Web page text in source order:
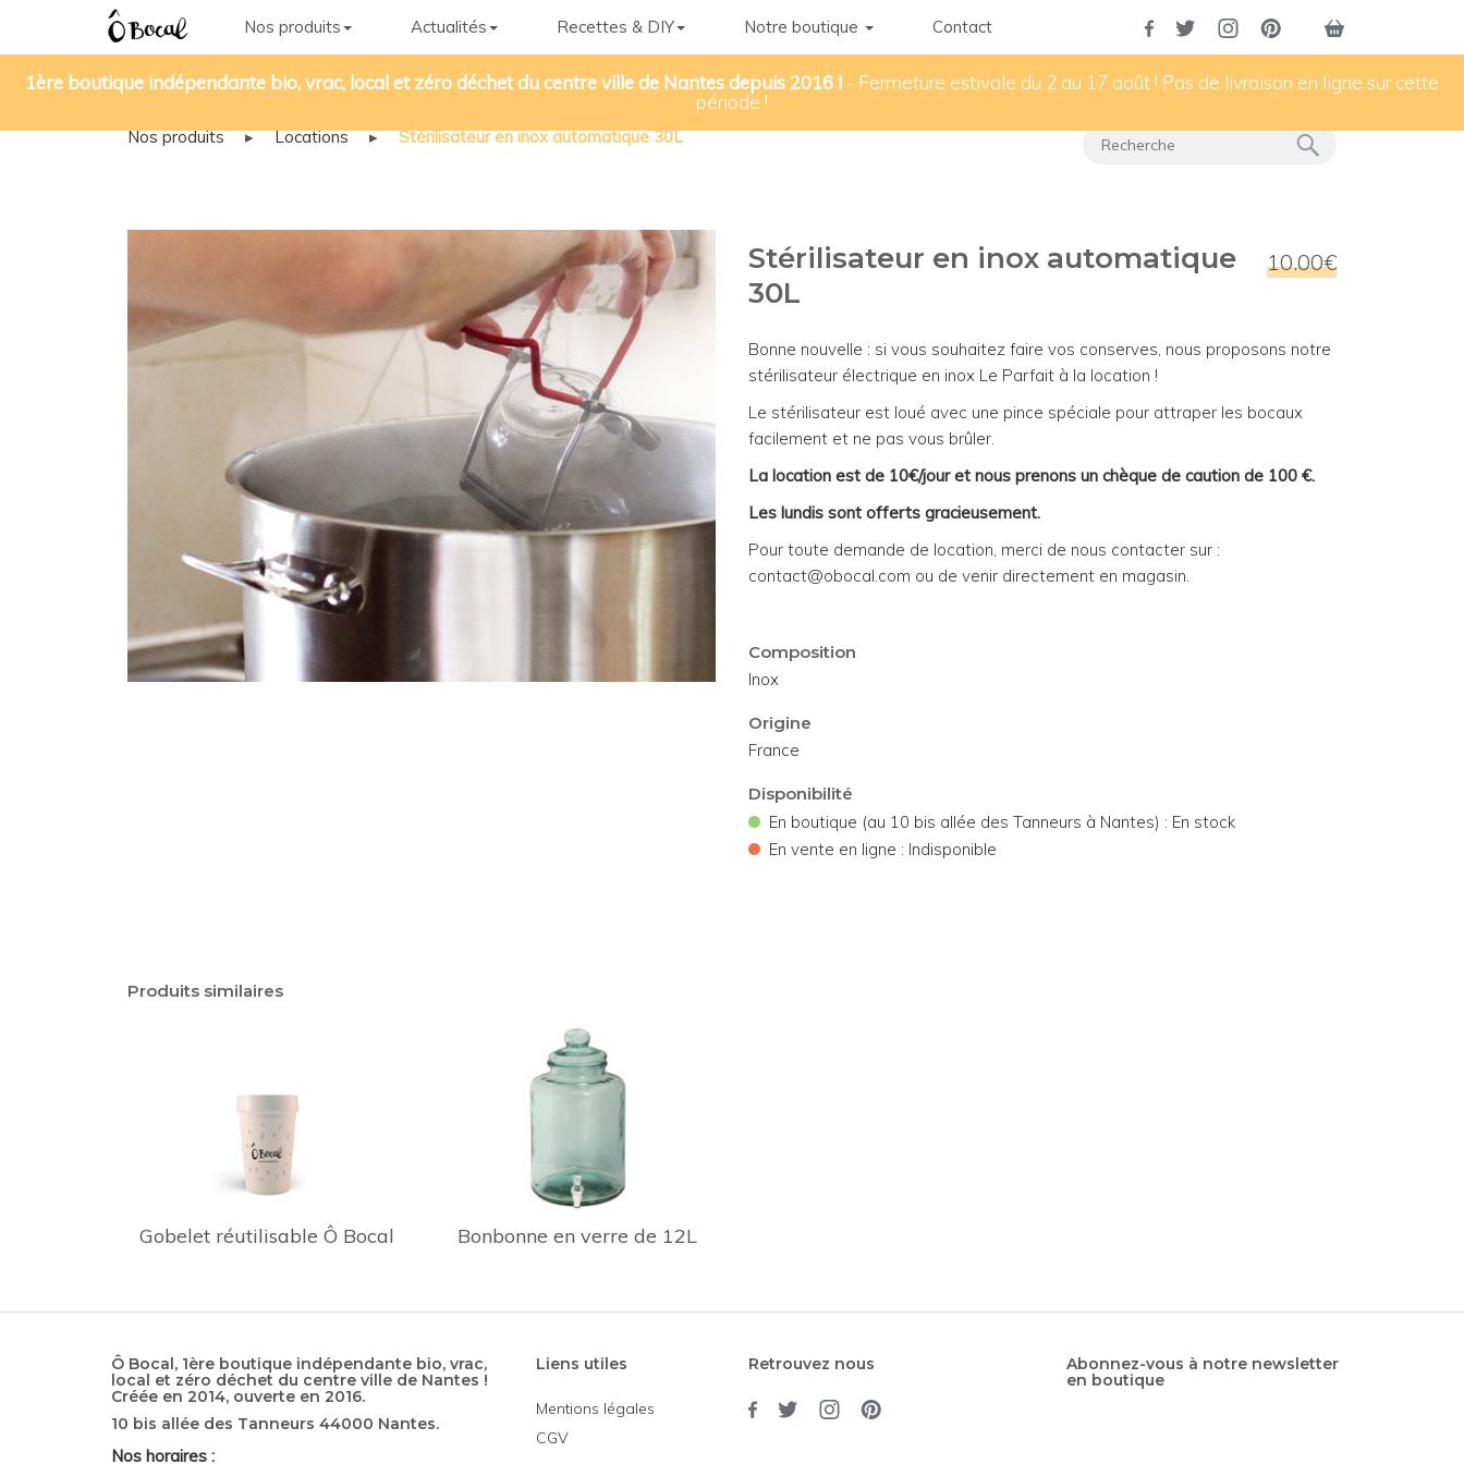
Nos produits Actualités Recettes & DIY Notre boutique Contact
1ère boutique indépendante bio, vrac, local et zéro déchet du centre ville de Nantes depuis 2016 ! - Fermeture estivale du 2 au 17 août ! Pas de livraison en ligne sur cette
période !
Nos produits ▸ Locations ▸ Stérilisateur en inox automatique 30L
10.00€
Stérilisateur en inox automatique
30L
Bonne nouvelle : si vous souhaitez faire vos conserves, nous proposons notre
stérilisateur électrique en inox Le Parfait à la location !
Le stérilisateur est loué avec une pince spéciale pour attraper les bocaux
facilement et ne pas vous brûler.
La location est de 10€/jour et nous prenons un chèque de caution de 100 €.
Les lundis sont offerts gracieusement.
Pour toute demande de location, merci de nous contacter sur :
contact@obocal.com ou de venir directement en magasin.
Composition
Inox
Origine
France
Disponibilité
• En boutique (au 10 bis allée des Tanneurs à Nantes) : En stock
• En vente en ligne : Indisponible
Produits similaires
Gobelet réutilisable Ô Bocal Bonbonne en verre de 12L
Ô Bocal, 1ère boutique indépendante bio, vrac,
local et zéro déchet du centre ville de Nantes !
Créée en 2014, ouverte en 2016.
10 bis allée des Tanneurs 44000 Nantes.
Nos horaires :
Liens utiles
Mentions légales
CGV
Retrouvez nous
Abonnez-vous à notre newsletter
en boutique